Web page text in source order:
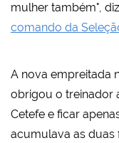
mulher também",
comando da
A nova empreitada
obrigou o treinador
Cetefe e ficar
acumulava as duas